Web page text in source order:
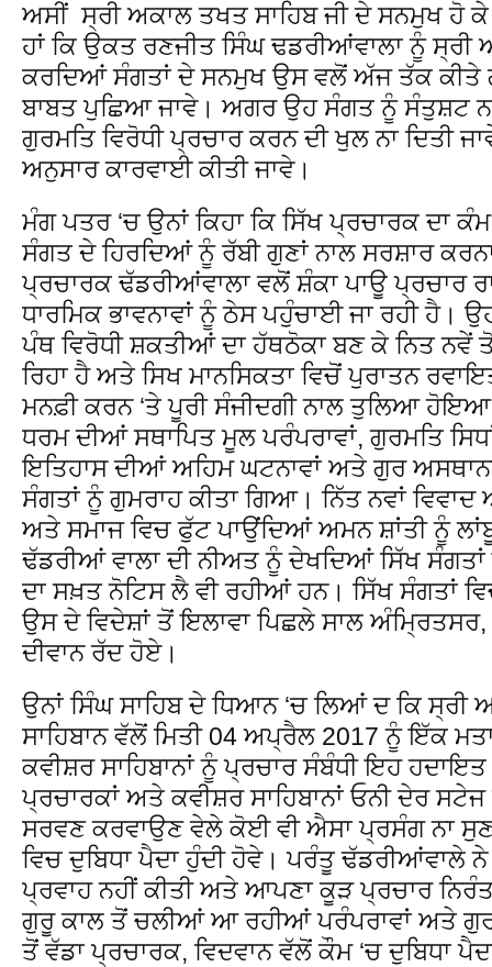
ਅਸੀਂ ਸ੍ਰੀ ਅਕਾਲ ਤਖਤ ਸਾਹਿਬ ਜੀ ਦੇ ਸਨਮੁਖ ਹੋ
ਹਾਂ ਕਿ ਉਕਤ ਰਣਜੀਤ ਸਿੰਘ ਢਡਰੀਆਂਵਾਲਾ ਨੂੰ ਸ੍ਰੀ
ਕਰਦਿਆਂ ਸੰਗਤਾਂ ਦੇ ਸਨਮੁਖ ਉਸ ਵਲੋਂ ਅੱਜ ਤੱਕ
ਬਾਬਤ ਪੁਛਿਆ ਜਾਵੇ। ਅਗਰ ਉਹ ਸੰਗਤ ਨੂੰ ਸੰਤੁਸ਼ਟ
ਗੁਰਮਤਿ ਵਿਰੋਧੀ ਪ੍ਰਚਾਰ ਕਰਨ ਦੀ ਖੁਲ ਨਾ ਦਿਤੀ
ਅਨੁਸਾਰ ਕਾਰਵਾਈ ਕੀਤੀ ਜਾਵੇ।
ਮੰਗ ਪਤਰ ‘ਚ ਉਨਾਂ ਕਿਹਾ ਕਿ ਸਿੱਖ ਪ੍ਰਚਾਰਕ ਦਾ
ਸੰਗਤ ਦੇ ਹਿਰਦਿਆਂ ਨੂੰ ਰੱਬੀ ਗੁਣਾਂ ਨਾਲ ਸਰਸ਼ਾਰ
ਪ੍ਰਚਾਰਕ ਢੱਡਰੀਆਂਵਾਲਾ ਵਲੋਂ ਸ਼ੰਕਾ ਪਾਊ ਪ੍ਰਚਾਰ
ਧਾਰਮਿਕ ਭਾਵਨਾਵਾਂ ਨੂੰ ਠੇਸ ਪਹੁੰਚਾਈ ਜਾ ਰਹੀ ਹੈ।
ਪੰਥ ਵਿਰੋਧੀ ਸ਼ਕਤੀਆਂ ਦਾ ਹੱਥਠੋਕਾ ਬਣ ਕੇ ਨਿਤ ਨਵੇਂ
ਰਿਹਾ ਹੈ ਅਤੇ ਸਿਖ ਮਾਨਸਿਕਤਾ ਵਿਚੋਂ ਪੁਰਾਤਨ
ਮਨਫ਼ੀ ਕਰਨ ‘ਤੇ ਪੂਰੀ ਸੰਜੀਦਗੀ ਨਾਲ ਤੁਲਿਆ
ਧਰਮ ਦੀਆਂ ਸਥਾਪਿਤ ਮੂਲ ਪਰੰਪਰਾਵਾਂ, ਗੁਰਮਤਿ
ਇਤਿਹਾਸ ਦੀਆਂ ਅਹਿਮ ਘਟਨਾਵਾਂ ਅਤੇ ਗੁਰ
ਸੰਗਤਾਂ ਨੂੰ ਗੁਮਰਾਹ ਕੀਤਾ ਗਿਆ। ਨਿੱਤ ਨਵਾਂ
ਅਤੇ ਸਮਾਜ ਵਿਚ ਫੁੱਟ ਪਾਉਂਦਿਆਂ ਅਮਨ ਸ਼ਾਂਤੀ ਨੂੰ
ਢੱਡਰੀਆਂ ਵਾਲਾ ਦੀ ਨੀਅਤ ਨੂੰ ਦੇਖਦਿਆਂ ਸਿੱਖ
ਦਾ ਸਖ਼ਤ ਨੋਟਿਸ ਲੈ ਵੀ ਰਹੀਆਂ ਹਨ। ਸਿੱਖ ਸੰਗਤਾਂ
ਉਸ ਦੇ ਵਿਦੇਸ਼ਾਂ ਤੋਂ ਇਲਾਵਾ ਪਿਛਲੇ ਸਾਲ ਅੰਮ੍ਰਿਤਸਰ,
ਦੀਵਾਨ ਰੱਦ ਹੋਏ।
ਉਨਾਂ ਸਿੰਘ ਸਾਹਿਬ ਦੇ ਧਿਆਨ ‘ਚ ਲਿਆਂ ਦ ਕਿ ਸ੍ਰੀ
ਸਾਹਿਬਾਨ ਵੱਲੋਂ ਮਿਤੀ 04 ਅਪ੍ਰੈਲ 2017 ਨੂੰ ਇੱਕ
ਕਵੀਸ਼ਰ ਸਾਹਿਬਾਨਾਂ ਨੂੰ ਪ੍ਰਚਾਰ ਸੰਬੰਧੀ ਇਹ
ਪ੍ਰਚਾਰਕਾਂ ਅਤੇ ਕਵੀਸ਼ਰ ਸਾਹਿਬਾਨਾਂ ਓਨੀ ਦੇਰ
ਸਰਵਣ ਕਰਵਾਉਣ ਵੇਲੇ ਕੋਈ ਵੀ ਐਸਾ ਪ੍ਰਸੰਗ ਨਾ
ਵਿਚ ਦੁਬਿਧਾ ਪੈਦਾ ਹੁੰਦੀ ਹੋਵੇ। ਪਰੰਤੂ ਢੱਡਰੀਆਂਵਾਲੇ
ਪ੍ਰਵਾਹ ਨਹੀਂ ਕੀਤੀ ਅਤੇ ਆਪਣਾ ਕੂੜ ਪ੍ਰਚਾਰ
ਗੁਰੂ ਕਾਲ ਤੋਂ ਚਲੀਆਂ ਆ ਰਹੀਆਂ ਪਰੰਪਰਾਵਾਂ ਅਤੇ ਗੁਰ
ਤੋਂ ਵੱਡਾ ਪ੍ਰਚਾਰਕ, ਵਿਦਵਾਨ ਵੱਲੋਂ ਕੌਮ ‘ਚ ਦੁਬਿਧਾ